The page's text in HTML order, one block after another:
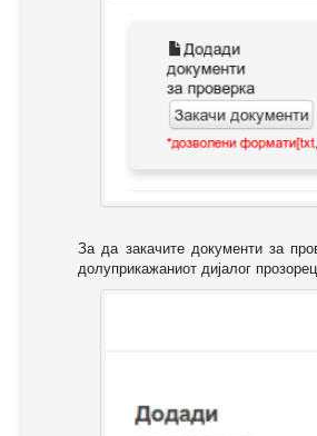
За да закачите документи за
долуприкажаниот дијалог прозорец.